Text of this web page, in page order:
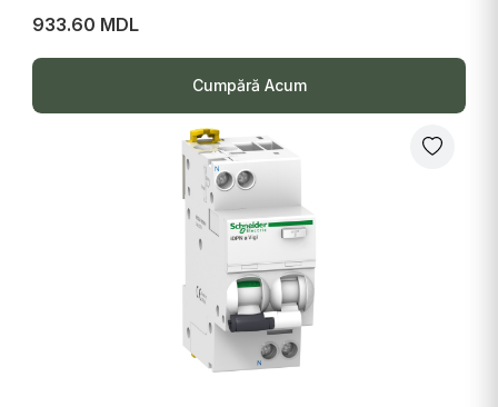
933.60 MDL
Cumpără Acum